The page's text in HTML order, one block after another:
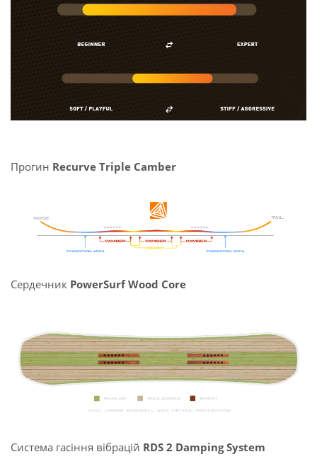
Прогин Recurve Triple Camber
Сердечник PowerSurf Wood Core
Система гасіння вібрацій RDS 2 Damping System